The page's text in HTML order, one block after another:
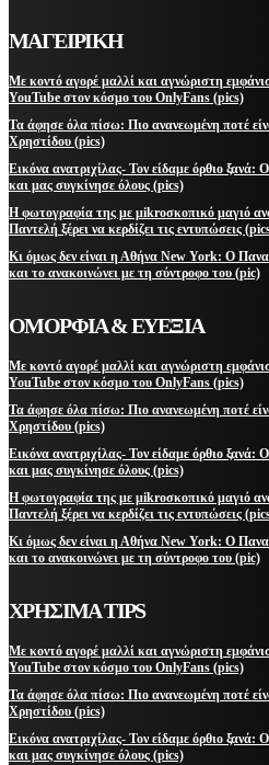
ΜΑΓΕΙΡΙΚΗ
Με κοντό αγορέ μαλλί και αγνώριστη
YouTube στον κόσμο του OnlyFans (pics)
Τα άφησε όλα πίσω: Πιο ανανεωμένη ποτέ
Χρηστίδου (pics)
Εικόνα ανατριχίλας- Τον είδαμε όρθιο
και μας συγκίνησε όλους (pics)
Η φωτογραφία της με μikroσκοπικό μαγιό
Παντελή ξέρει να κερδίζει τις εντυπώσεις
Κι όμως δεν είναι η Αθήνα New York: Ο
και το ανακοινώνει με τη σύντροφο του (pic)
ΟΜΟΡΦΙΑ & ΕΥΕΞΙΑ
Με κοντό αγορέ μαλλί και αγνώριστη
YouTube στον κόσμο του OnlyFans (pics)
Τα άφησε όλα πίσω: Πιο ανανεωμένη ποτέ
Χρηστίδου (pics)
Εικόνα ανατριχίλας- Τον είδαμε όρθιο
και μας συγκίνησε όλους (pics)
Η φωτογραφία της με μikroσκοπικό μαγιό
Παντελή ξέρει να κερδίζει τις εντυπώσεις
Κι όμως δεν είναι η Αθήνα New York: Ο
και το ανακοινώνει με τη σύντροφο του (pic)
ΧΡΗΣΙΜΑ TIPS
Με κοντό αγορέ μαλλί και αγνώριστη
YouTube στον κόσμο του OnlyFans (pics)
Τα άφησε όλα πίσω: Πιο ανανεωμένη ποτέ
Χρηστίδου (pics)
Εικόνα ανατριχίλας- Τον είδαμε όρθιο
και μας συγκίνησε όλους (pics)